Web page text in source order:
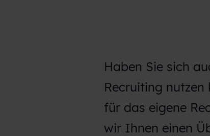
Haben Sie sich
Recruiting nutzen
für das eigene
wir Ihnen einen